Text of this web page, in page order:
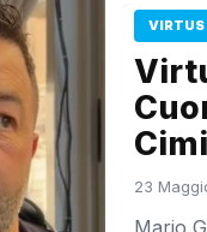
VIRTUS
23